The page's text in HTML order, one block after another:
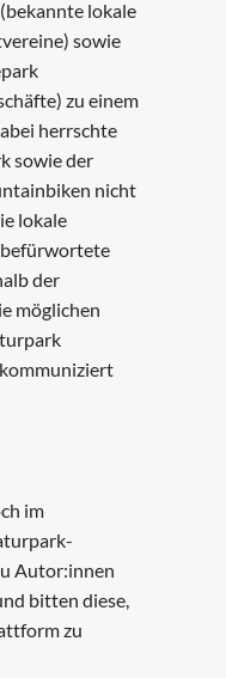
lokale
sowie
zu einem
herrschte
sowie der
nicht
lokale
der
möglichen
im
Autor:innen
bitten diese,
zu